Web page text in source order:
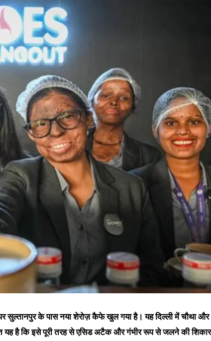
सुल्तानपुर के पास नया शेरोज़ कैफे खुल गया है। यह दिल्ली में चौथा और
है कि इसे पूरी तरह से एसिड अटैक और गंभीर रूप से जलने की शिकार